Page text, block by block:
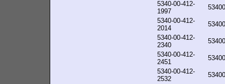
5340-00-412-
1997
5340-00-412-
2014
5340-00-412-
2340
5340-00-412-
2451
5340-00-412-
2532